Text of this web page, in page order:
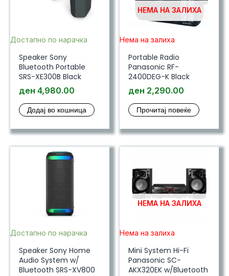
Достапно по нарачка
Speaker Sony
Bluetooth Portable
SRS-XE300B Black
ден 4,980.00
Додај во кошница
НЕМА НА ЗАЛИХА
Нема на залиха
Portable Radio
Panasonic RF-
2400DEG-K Black
ден 2,290.00
Прочитај повеќе
Достапно по нарачка
Speaker Sony Home
Audio System w/
Bluetooth SRS-XV800
НЕМА НА ЗАЛИХА
Нема на залиха
Mini System Hi-Fi
Panasonic SC-
AKX320EK w/Bluetooth